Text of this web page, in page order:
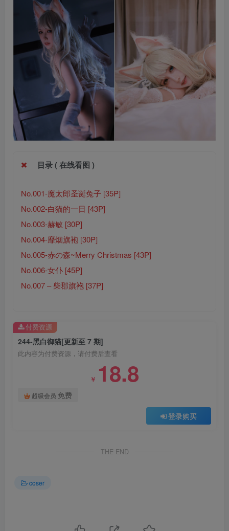
目录 ( 在线看图 )
No.001-魔太郎圣诞兔子 [35P]
No.002-白猫的一日 [43P]
No.003-赫敏 [30P]
No.004-靡烟旗袍 [30P]
No.005-赤の森~Merry Christmas [43P]
No.006-女仆 [45P]
No.007 – 柴郡旗袍 [37P]
244-黑白御猫[更新至 7 期]
此内容为付费资源，请付费后查看
￥ 18.8
超级会员 免费
登录购买
付费资源
THE END
coser